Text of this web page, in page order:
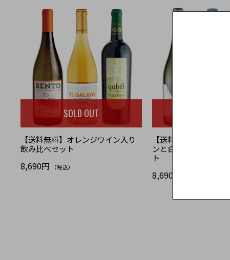
SOLD OUT
【送料無料】オレンジワイン入り
飲み比べセット
8,690円 （税込）
【送料無料】スパーク
ンと白ワイン2種のバ
ト
8,690円